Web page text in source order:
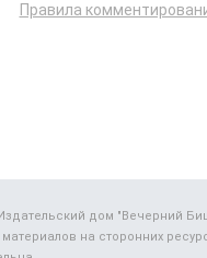
Правила
дом "Вечерний
на сторонних